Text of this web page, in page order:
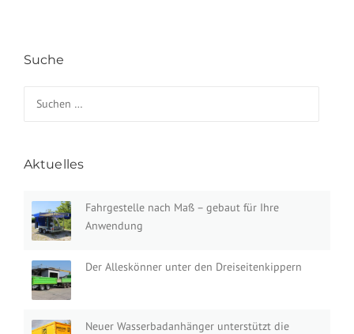
Suche
Aktuelles
Fahrgestelle nach Maß – gebaut für Ihre
Anwendung
Der Alleskönner unter den Dreiseitenkippern
Neuer Wasserbadanhänger unterstützt die